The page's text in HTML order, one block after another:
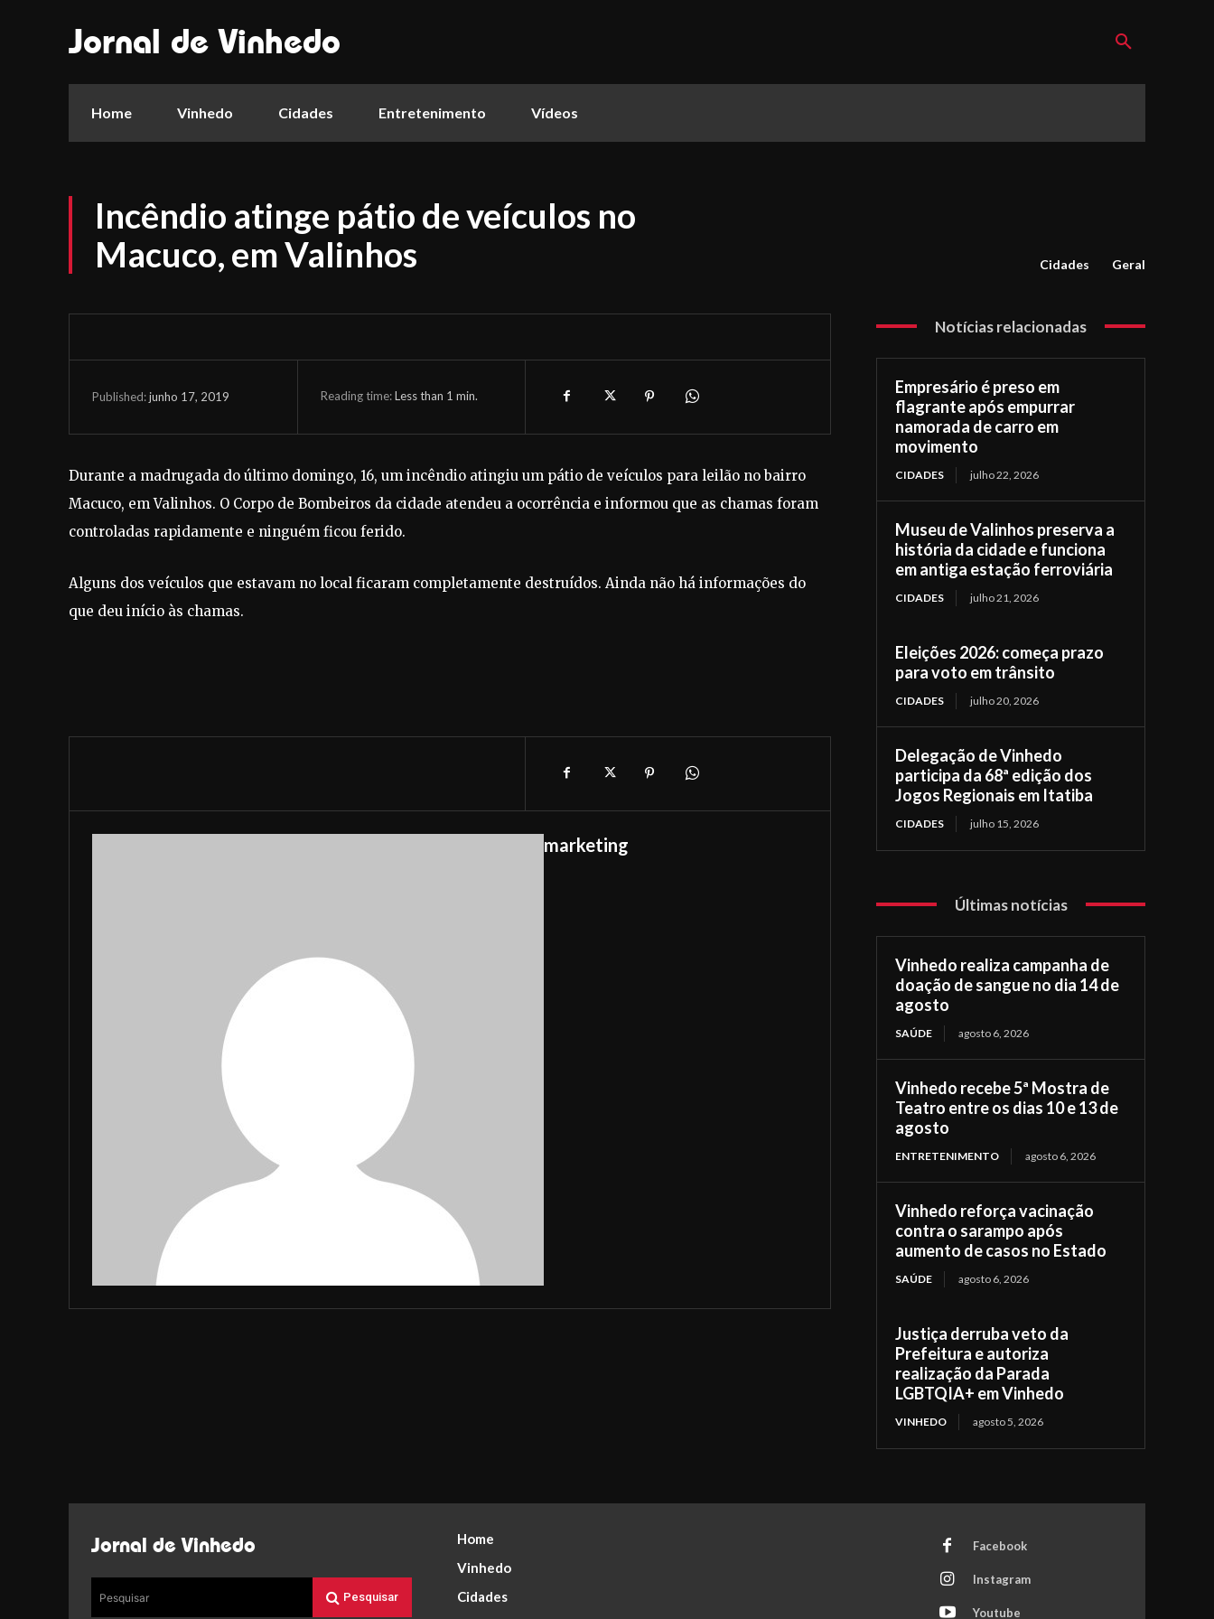
Jornal de Vinhedo
Home Vinhedo Cidades Entretenimento Vídeos
Incêndio atinge pátio de veículos no
Macuco, em Valinhos
Cidades Geral
Published:junho 17, 2019 Reading time:Less than 1 min.
Durante a madrugada do último domingo, 16, um incêndio atingiu um pátio de veículos para leilão no bairro
Macuco, em Valinhos. O Corpo de Bombeiros da cidade atendeu a ocorrência e informou que as chamas foram
controladas rapidamente e ninguém ficou ferido.
Alguns dos veículos que estavam no local ficaram completamente destruídos. Ainda não há informações do
que deu início às chamas.
marketing
Notícias relacionadas
Empresário é preso em
flagrante após empurrar
namorada de carro em
movimento
CIDADES julho 22, 2026
Museu de Valinhos preserva a
história da cidade e funciona
em antiga estação ferroviária
CIDADES julho 21, 2026
Eleições 2026: começa prazo
para voto em trânsito
CIDADES julho 20, 2026
Delegação de Vinhedo
participa da 68ª edição dos
Jogos Regionais em Itatiba
CIDADES julho 15, 2026
Últimas notícias
Vinhedo realiza campanha de
doação de sangue no dia 14 de
agosto
SAÚDE agosto 6, 2026
Vinhedo recebe 5ª Mostra de
Teatro entre os dias 10 e 13 de
agosto
ENTRETENIMENTO agosto 6, 2026
Vinhedo reforça vacinação
contra o sarampo após
aumento de casos no Estado
SAÚDE agosto 6, 2026
Justiça derruba veto da
Prefeitura e autoriza
realização da Parada
LGBTQIA+ em Vinhedo
VINHEDO agosto 5, 2026
Jornal de Vinhedo
Pesquisar Pesquisar
Home
Vinhedo
Cidades
Facebook
Instagram
Youtube